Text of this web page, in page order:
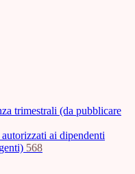
trimestrali (da pubblicare
ai dipendenti
568